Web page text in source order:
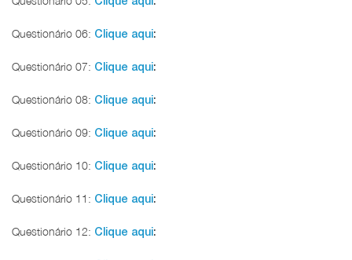
Questionário 06: Clique aqui:
Questionário 07: Clique aqui:
Questionário 08: Clique aqui:
Questionário 09: Clique aqui:
Questionário 10: Clique aqui:
Questionário 11: Clique aqui:
Questionário 12: Clique aqui: